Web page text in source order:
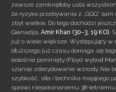
zawsze zamknęłoby usta
że ryzyko przebywania z „GGG”
zbyt wielkie. Do tego dochodzi
Gienadija.Amir Khan (30-3, 19 KO).
już o wiele większe. Występujący w
dłuższego już czasu domaga się
boleśnie pominięty (Floyd wybrał
szanse zdecydowanie wzrosły. Nie
szybkość, siła i technika mającego
sprawi niepokonanemu 38-letniemu